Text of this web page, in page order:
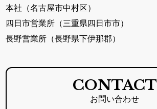
本社（名古屋市中村区）
四日市営業所（三重県四日市市）
長野営業所（長野県下伊那郡）
CONTACT
お問い合わせ